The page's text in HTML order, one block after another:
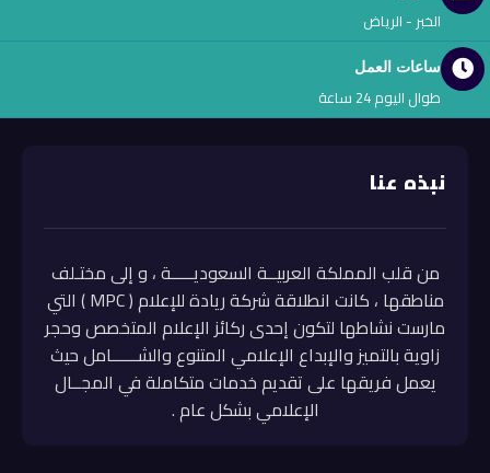
الخبر - الرياض
ساعات العمل
طوال اليوم 24 ساعة
نبذه عنا
من قلب المملكة العربيــة السعوديـــــة ، و إلى مختـلف
مناطقها ، كانت انطلاقة شركة ريادة للإعلام ( MPC ) التي
مارست نشاطها لتكون إحدى ركائز الإعلام المتخصص وحجر
زاوية بالتميز والإبداع الإعلامي المتنوع والشــــــامل حيث
يعمل فريقها على تقديم خدمات متكاملة في المجــال
الإعلامي بشكل عام .